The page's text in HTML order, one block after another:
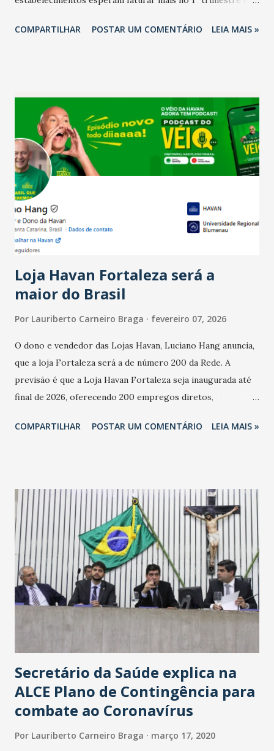
relação ao último trimestre deste ano, 56% também
confraternizações de fim de ano e pelo pagamento do 13º
Salário para um número maior de trabalhadores, já que o
país tem a menor taxa de desemprego dos anos recentes.
Ainda segundo a Pesquisa, em novembro de 2025, 40% dos
bares e restaurantes operaram com lucro e outros 40%
registraram equilíbrio financeiro. Já o percentual de
estabelecimentos no prejuízo ficou em 19%, pouco abaixo
do observado no mês anterior. Outros 1% não existiam em
novembro. Em relação a outubro, o faturamento também
COMPARTILHAR POSTAR UM COMENTÁRIO LEIA MAIS »
Loja Havan Fortaleza será a
maior do Brasil
Por Lauriberto Carneiro Braga fevereiro 07, 2026
O dono e vendedor das Lojas Havan, Luciano Hang anuncia,
que a loja Fortaleza será a de número 200 da Rede. A
previsão é que a Loja Havan Fortaleza seja inaugurada até
final de 2026, oferecendo 200 empregos diretos,
Havan Fortaleza ainda não foi anunciada oficialmente, mas
COMPARTILHAR POSTAR UM COMENTÁRIO LEIA MAIS »
Secretário da Saúde explica na
ALCE Plano de Contingência para
combate ao Coronavírus
Por Lauriberto Carneiro Braga março 17, 2020